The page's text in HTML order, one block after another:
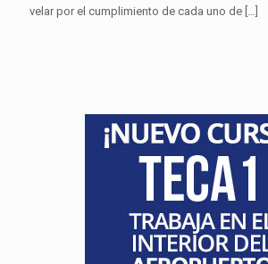
velar por el cumplimiento de cada uno de